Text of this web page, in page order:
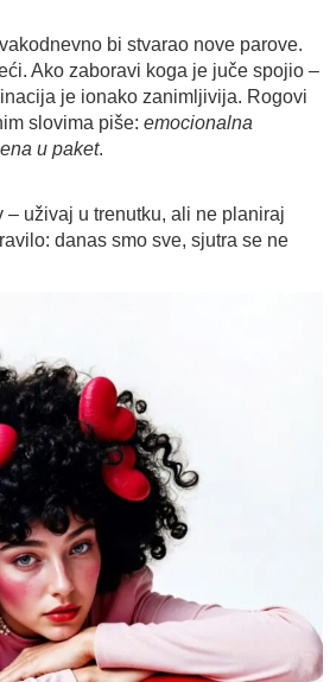
bi stvarao nove parove.
Ako zaboravi koga je juče spojio –
je ionako zanimljivija. Rogovi
slovima piše: emocionalna
u paket.
uživaj u trenutku, ali ne planiraj
danas smo sve, sjutra se ne